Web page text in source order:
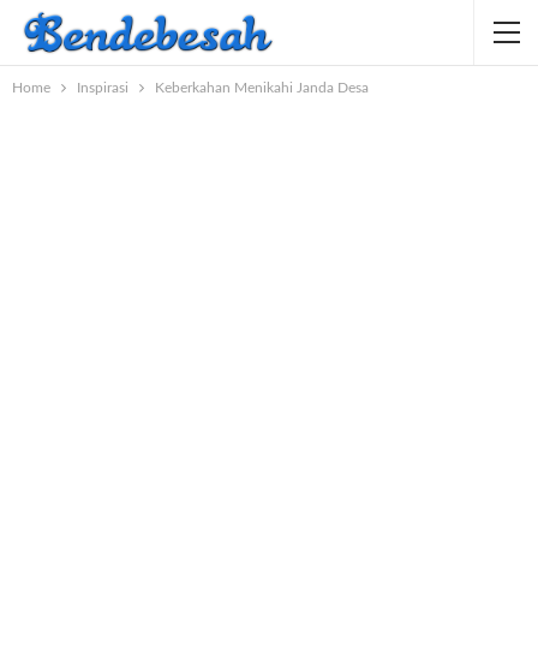
Home Inspirasi Keberkahan Menikahi Janda Desa